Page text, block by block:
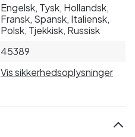
Engelsk, Tysk, Hollandsk,
Fransk, Spansk, Italiensk,
Polsk, Tjekkisk, Russisk
45389
Vis sikkerhedsoplysninger